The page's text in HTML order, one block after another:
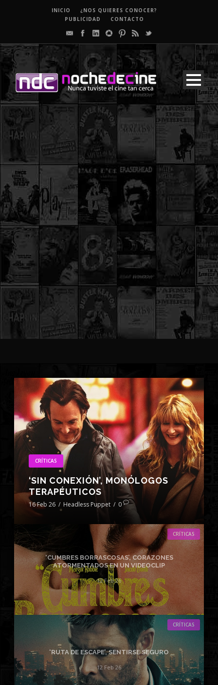
INICIO
¿NOS QUIERES CONOCER?
PUBLICIDAD
CONTACTO
CRÍTICAS
‘SIN CONEXIÓN’, MONÓLOGOS
TERAPÉUTICOS
16 Feb 26 / Headless Puppet / 0
‘CUMBRES BORRASCOSAS’, CORAZONES
ATORMENTADOS EN UN VIDEOCLIP
12 Feb 26
CRÍTICAS
‘RUTA DE ESCAPE’, SENTIRSE SEGURO
12 Feb 26
CRÍTICAS